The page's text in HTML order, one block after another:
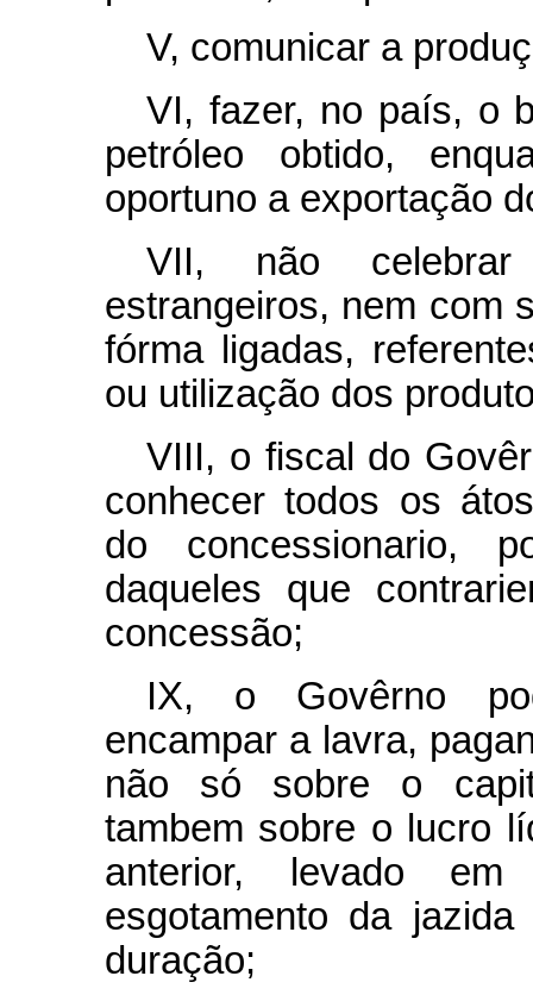
V, comunicar a
VI, fazer, no país, o
petróleo obtido,
oportuno a exportação
VII, não celebrar
estrangeiros, nem com
fórma ligadas,
ou utilização dos
VIII, o fiscal do
conhecer todos os
do concessionario,
daqueles que
concessão;
IX, o Govêrno
encampar a lavra,
não só sobre o
tambem sobre o lucro
anterior, levado
esgotamento da
duração;